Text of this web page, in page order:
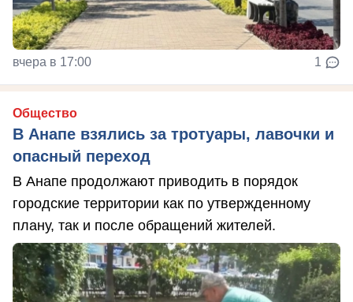
вчера в 17:00 1
Общество
В Анапе взялись за тротуары, лавочки и
опасный переход
В Анапе продолжают приводить в порядок
городские территории как по утвержденному
плану, так и после обращений жителей.